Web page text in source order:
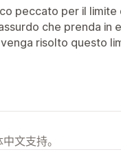
peccato per il limite
che prenda in
risolto questo
文支持。